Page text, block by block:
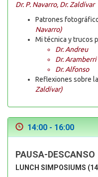
Dr. P. Navarro, Dr. Zaldívar
Patrones
Navarro)
Mi técnica y trucos
Dr. Andreu
Dr. Aramberri
Dr. Alfonso
Reflexiones sobre
Zaldívar)
14:00 - 16:00
PAUSA-DESCANSO
LUNCH SIMPOSIUMS